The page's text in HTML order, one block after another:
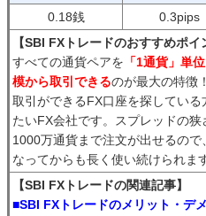
0.18銭 0.3pips
【SBI FXトレードのおすすめポイ
すべての通貨ペアを 「1通貨」単
模から取引できるのが最大の特徴
取引ができるFX口座を探してい
たいFX会社です。スプレッドの
1000万通貨まで注文が出せるの
なってからも長く使い続けられま
【SBI FXトレードの関連記事】
■SBI FXトレードのメリット・デ